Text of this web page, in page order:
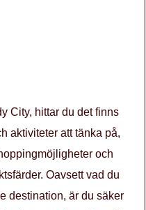
City, hittar du det finns
aktiviteter att tänka på,
och
Oavsett vad du
destination, är du säker